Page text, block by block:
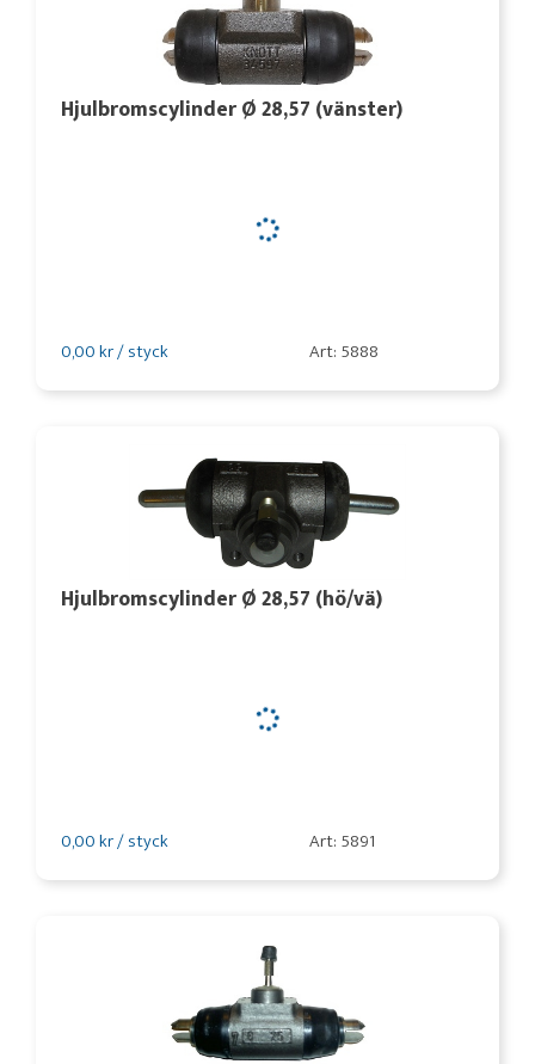
Hjulbromscylinder Ø 28,57 (vänster)
0,00 kr / styck Art: 5888
Hjulbromscylinder Ø 28,57 (hö/vä)
0,00 kr / styck Art: 5891